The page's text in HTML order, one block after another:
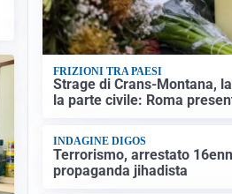
FRIZIONI TRA PAESI
Strage di Crans-Montana,
la parte civile: Roma
INDAGINE DIGOS
Terrorismo, arrestato
propaganda jihadista